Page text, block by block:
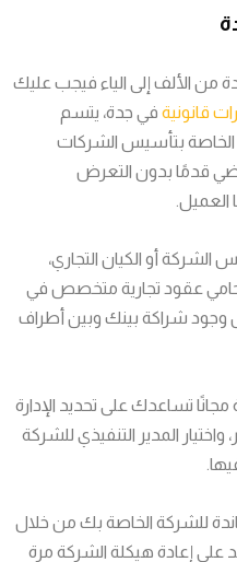
الألف إلى الياء فيجب عليك
قانونية في جدة، يتسم
الخاصة بتأسيس الشركات
قدمًا بدون التعرض
العميل.
أو الكيان التجاري،
عقود تجارية متخصص في
وجود شراكة بينك وبين أطراف
تساعدك على تحديد الإدارة
المدير التنفيذي للشركة
للشركة الخاصة بك من خلال
على إعادة هيكلة الشركة مرة